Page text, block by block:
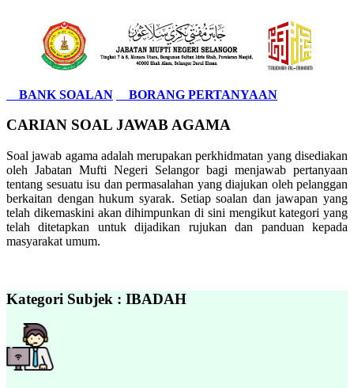
BANK SOALAN BORANG PERTANYAAN
CARIAN SOAL JAWAB AGAMA
Soal jawab agama adalah merupakan perkhidmatan yang disediakan
oleh Jabatan Mufti Negeri Selangor bagi menjawab pertanyaan
tentang sesuatu isu dan permasalahan yang diajukan oleh pelanggan
berkaitan dengan hukum syarak. Setiap soalan dan jawapan yang
telah dikemaskini akan dihimpunkan di sini mengikut kategori yang
telah ditetapkan untuk dijadikan rujukan dan panduan kepada
masyarakat umum.
Kategori Subjek : IBADAH